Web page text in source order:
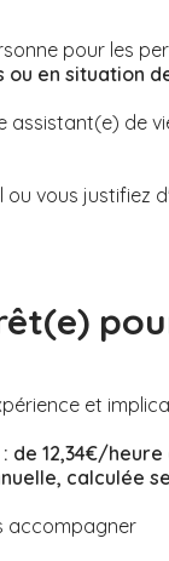
pour les
en situation
de
vous justifiez
et
de 12,34€/
calculée
accompagner